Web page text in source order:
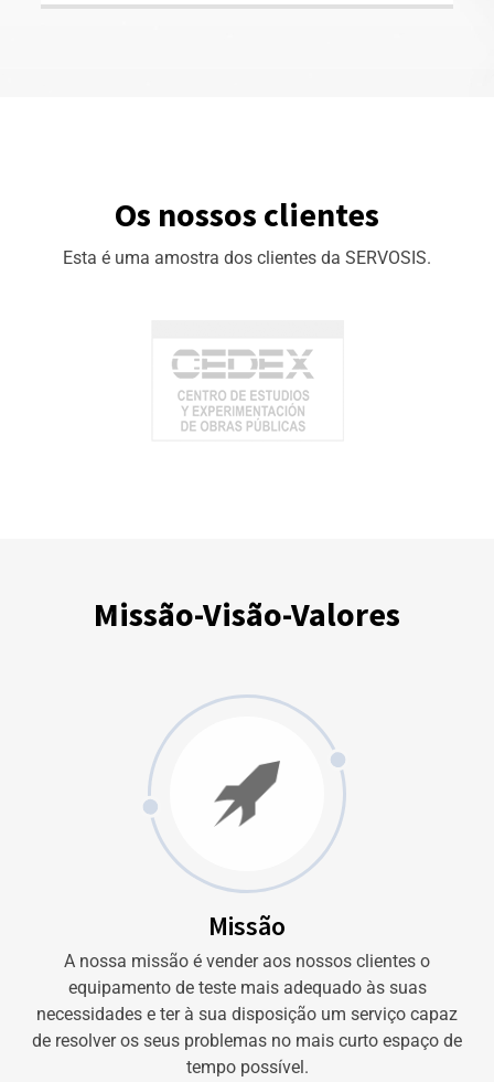
Os nossos clientes
Esta é uma amostra dos clientes da SERVOSIS.
Missão-Visão-Valores
Missão
A nossa missão é vender aos nossos clientes o
equipamento de teste mais adequado às suas
necessidades e ter à sua disposição um serviço capaz
de resolver os seus problemas no mais curto espaço de
tempo possível.